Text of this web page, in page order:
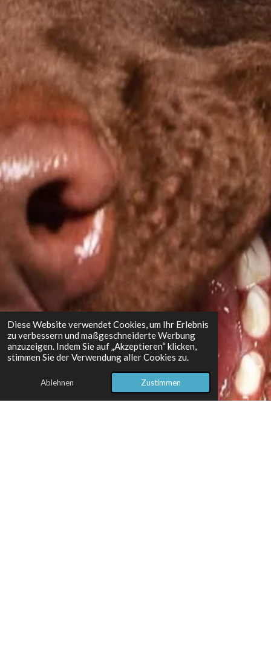
Diese Website verwendet Cookies, um Ihr Erlebnis
zu verbessern und maßgeschneiderte Werbung
anzuzeigen. Indem Sie auf „Akzeptieren“ klicken,
stimmen Sie der Verwendung aller Cookies zu.
Ablehnen Zustimmen